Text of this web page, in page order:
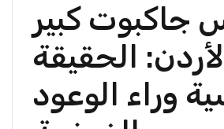
جاكبوت كبير
الحقيقة
وراء الوعود